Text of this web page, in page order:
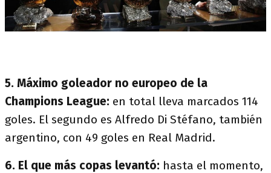
5. Máximo goleador no europeo de la
Champions League: en total lleva marcados 114
goles. El segundo es Alfredo Di Stéfano, también
argentino, con 49 goles en Real Madrid.
6. El que más copas levantó: hasta el momento,